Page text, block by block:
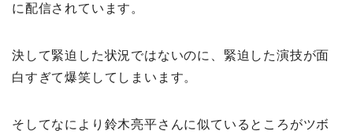
に配信されています。
決して緊迫した状況ではないのに、緊迫した演技が面
白すぎて爆笑してしまいます。
そしてなにより鈴木亮平さんに似ているところがツボ